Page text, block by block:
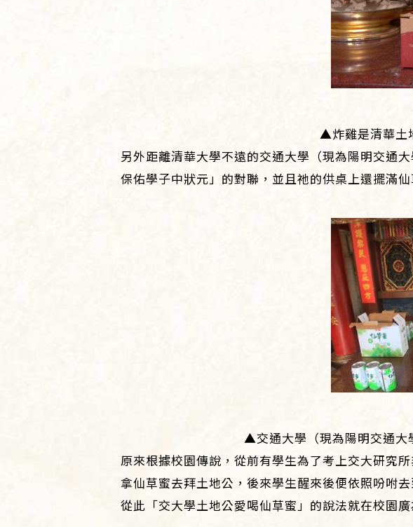
▲炸雞是清華土
另外距離清華大學不遠的交通大學（現為陽明交通
保佑學子中狀元」的對聯，並且祂的供桌上還擺滿
▲交通大學（現為陽明交通大
原來根據校園傳說，從前有學生為了考上交大研究
拿仙草蜜去拜土地公，後來學生醒來後便依照吩咐
從此「交大學土地公愛喝仙草蜜」的說法就在校園廣